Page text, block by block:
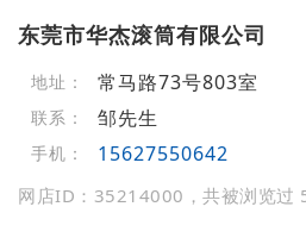
东莞市华杰滚筒有限公司
地址： 常马路73号803室
联系： 邹先生
手机： 15627550642
网店ID：35214000，共被浏览过